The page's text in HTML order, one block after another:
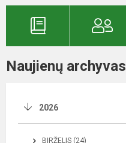
Naujienų archyvas
2026
BIRŽELIS (24)